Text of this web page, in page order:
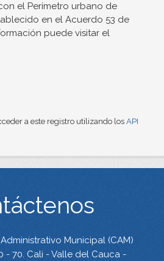
el Perímetro urbano de
en el Acuerdo 53 de
puede visitar el
a este registro utilizando los API
Municipal (CAM)
- 70. Cali - Valle del Cauca -